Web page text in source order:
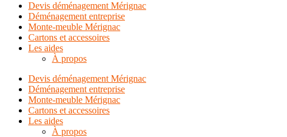
Devis déménagement Mérignac
Déménagement entreprise
Monte-meuble Mérignac
Cartons et accessoires
Les aides
À propos
Devis déménagement Mérignac
Déménagement entreprise
Monte-meuble Mérignac
Cartons et accessoires
Les aides
À propos